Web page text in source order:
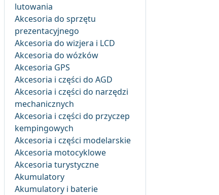
lutowania
Akcesoria do sprzętu
prezentacyjnego
Akcesoria do wizjera i LCD
Akcesoria do wózków
Akcesoria GPS
Akcesoria i części do AGD
Akcesoria i części do narzędzi
mechanicznych
Akcesoria i części do przyczep
kempingowych
Akcesoria i części modelarskie
Akcesoria motocyklowe
Akcesoria turystyczne
Akumulatory
Akumulatory i baterie